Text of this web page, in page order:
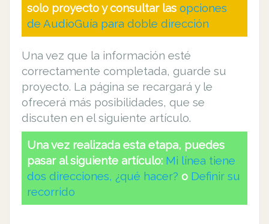
solo proyecto y consultar las opciones
de AudioGuía para doble dirección
Una vez que la información esté
correctamente completada, guarde su
proyecto. La página se recargará y le
ofrecerá más posibilidades, que se
discuten en el siguiente artículo.
Una vez realizada esta etapa, puedes
pasar al siguiente artículo: Mi línea tiene
dos direcciones, ¿qué hacer? o Definir su
recorrido